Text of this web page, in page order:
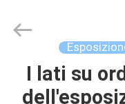
CASA
Company
Reserved.I lati su